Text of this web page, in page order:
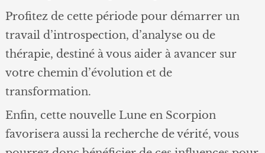
Profitez de cette période pour démarrer un
travail d’introspection, d’analyse ou de
thérapie, destiné à vous aider à avancer sur
votre chemin d’évolution et de
transformation.
Enfin, cette nouvelle Lune en Scorpion
favorisera aussi la recherche de vérité, vous